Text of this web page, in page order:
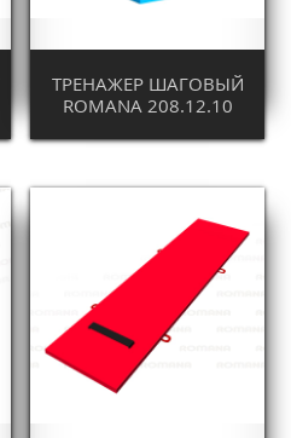
ТРЕНАЖЕР ШАГОВЫЙ
ROMANA 208.12.10